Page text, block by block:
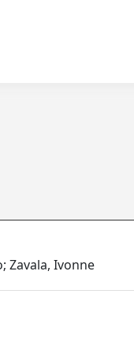
Zavala, Ivonne